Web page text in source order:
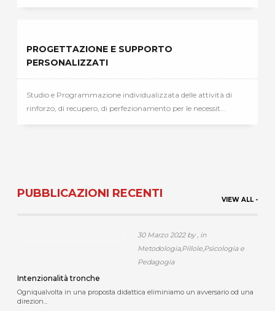
PROGETTAZIONE E SUPPORTO
PERSONALIZZATI
Studio e Programmazione individualizzata delle attività di
rinforzo, di recupero, di perfezionamento per le necessit...
PUBBLICAZIONI RECENTI VIEW ALL -
30 Marzo 2022 by , in
Metodologia,Pillole,Psicologia e
Pedagogia
Intenzionalità tronche
Ogniqualvolta in una proposta didattica eliminiamo un avversario od una
direzion...